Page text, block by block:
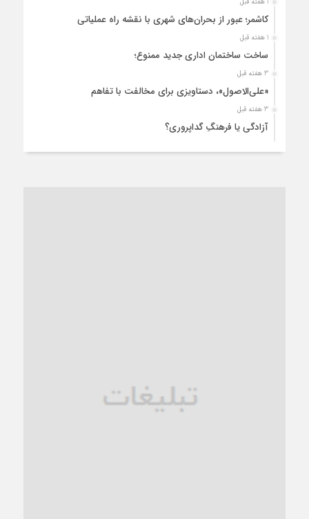
کاشمر؛ عبور از بحران‌های شهری با نقشه راه عملیاتی
1 هفته قبل
ساخت ساختمان اداری جدید ممنوع؛
3 هفته قبل
«علی‌الاصول»، دستاویزی برای مخالفت با تفاهم
3 هفته قبل
آزادگی یا فرهنگِ گداپروری؟
ترجیح عقلانیت ایرانی بر دیدگاه‌های آخرالزمانی